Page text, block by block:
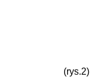
(rys.2)